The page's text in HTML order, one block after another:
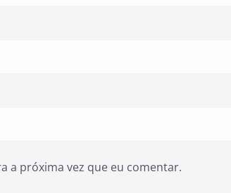
a próxima vez que eu comentar.